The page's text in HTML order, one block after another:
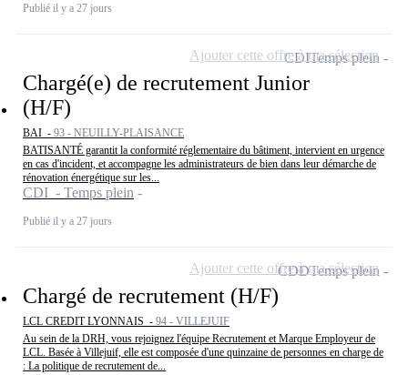
Publié il y a 27 jours
Chargé(e) de recrutement Junior
(H/F)
BAI - 93 - NEUILLY-PLAISANCE
BATISANTÉ garantit la conformité réglementaire du bâtiment, intervient en urgence
en cas d'incident, et accompagne les administrateurs de bien dans leur démarche de
rénovation énergétique sur les...
CDI - Temps plein
Publié il y a 27 jours
CDITemps plein
Ajouter cette offre à ma sélection
Chargé de recrutement (H/F)
LCL CREDIT LYONNAIS - 94 - VILLEJUIF
Au sein de la DRH, vous rejoignez l'équipe Recrutement et Marque Employeur de
LCL. Basée à Villejuif, elle est composée d'une quinzaine de personnes en charge de
: La politique de recrutement de...
CDDTemps plein
Ajouter cette offre à ma sélection